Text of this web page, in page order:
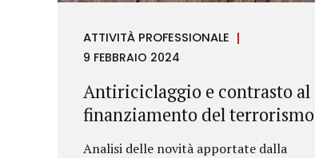
ATTIVITÀ PROFESSIONALE
9 FEBBRAIO 2024
Antiriciclaggio e contrasto al
finanziamento del terrorismo
Analisi delle novità apportate dalla